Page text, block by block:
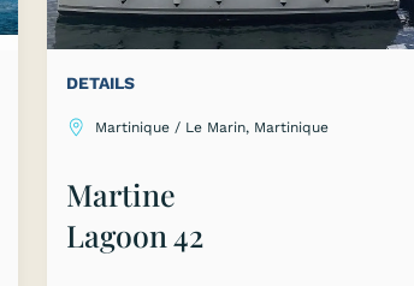
DETAILS
Martinique / Le Marin, Martinique
Martine
Lagoon 42